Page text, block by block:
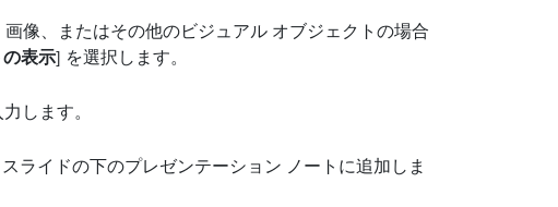
像、またはその他のビジュアル オブジェクトの場合
表示] を選択します。
します。
ライドの下のプレゼンテーション ノートに追加しま